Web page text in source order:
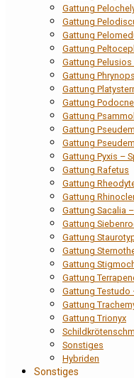
Gattung
Gattung
Gattung
Gattung
Gattung
Gattung
Gattung
Gattung
Gattung
Gattung
Gattung
Gattung Pyxis –
Gattung Rafetus
Gattung
Gattung
Gattung Sacalia
Gattung
Gattung
Gattung
Gattung
Gattung
Gattung Testudo
Gattung
Gattung Trionyx
Sonstiges
Hybriden
Sonstiges